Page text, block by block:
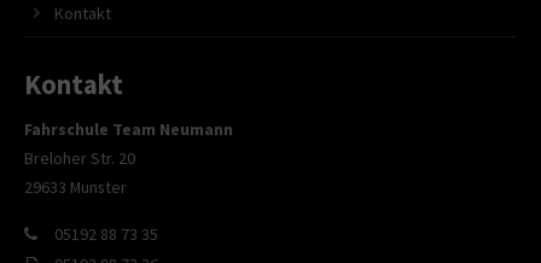
Kontakt
Kontakt
Fahrschule Team Neumann
Breloher Str. 20
29633 Munster
05192 88 73 35